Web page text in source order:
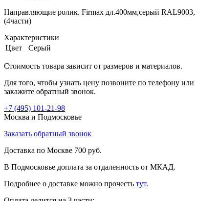
Направляющие ролик. Firmax дл.400мм,серый RAL9003,
(4части)
Характеристики
Цвет
Серый
Стоимость товара зависит от размеров и материалов.
Для того, чтобы узнать цену позвоните по телефону или
закажите обратный звонок.
+7 (495) 101-21-98
Москва и Подмосковье
Заказать обратный звонок
Доставка по Москве 700 руб.
В Подмосковье доплата за отдаленность от МКАД.
Подробнее о доставке можно прочеcть тут.